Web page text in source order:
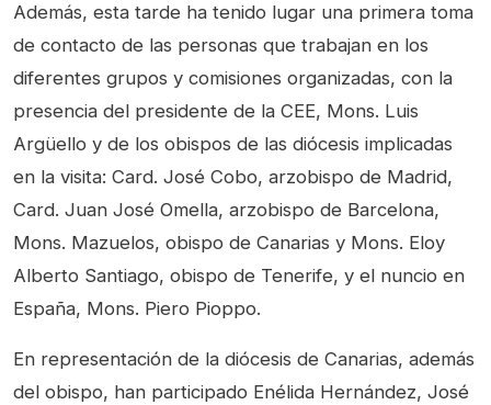
Además, esta tarde ha tenido lugar una primera toma
de contacto de las personas que trabajan en los
diferentes grupos y comisiones organizadas, con la
presencia del presidente de la CEE, Mons. Luis
Argüello y de los obispos de las diócesis implicadas
en la visita: Card. José Cobo, arzobispo de Madrid,
Card. Juan José Omella, arzobispo de Barcelona,
Mons. Mazuelos, obispo de Canarias y Mons. Eloy
Alberto Santiago, obispo de Tenerife, y el nuncio en
España, Mons. Piero Pioppo.
En representación de la diócesis de Canarias, además
del obispo, han participado Enélida Hernández, José